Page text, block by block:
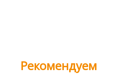
Рекомендуем